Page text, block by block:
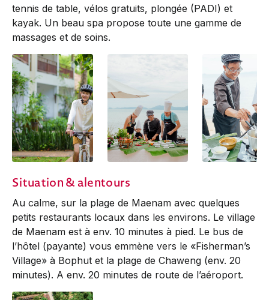
tennis de table, vélos gratuits, plongée (PADI) et
kayak. Un beau spa propose toute une gamme de
massages et de soins.
Situation & alentours
Au calme, sur la plage de Maenam avec quelques
petits restaurants locaux dans les environs. Le village
de Maenam est à env. 10 minutes à pied. Le bus de
l’hôtel (payante) vous emmène vers le «Fisherman’s
Village» à Bophut et la plage de Chaweng (env. 20
minutes). A env. 20 minutes de route de l’aéroport.